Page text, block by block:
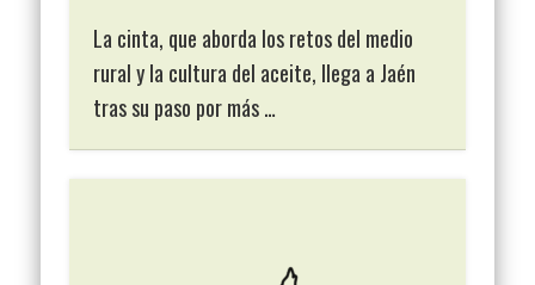
La cinta, que aborda los retos del medio
rural y la cultura del aceite, llega a Jaén
tras su paso por más …